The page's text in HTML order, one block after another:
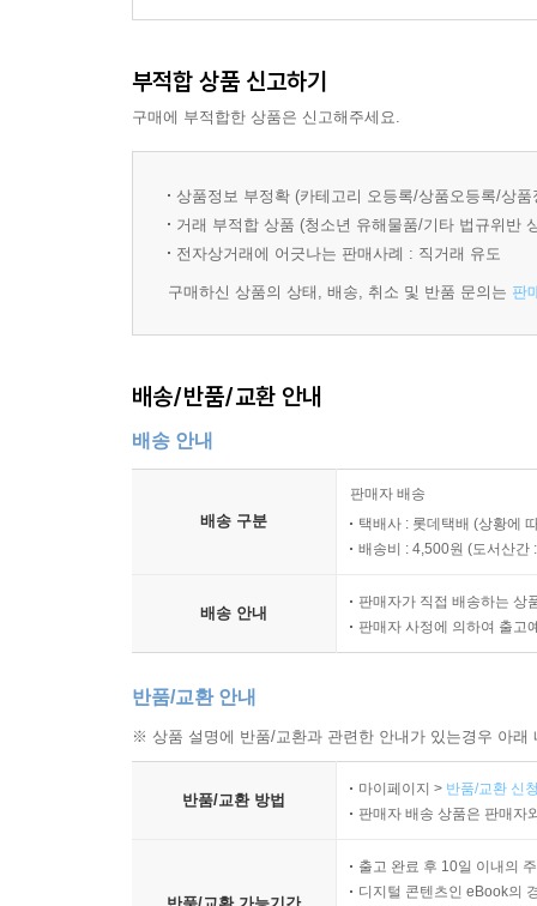
부적합 상품 신고하기
구매에 부적합한 상품은 신고해주세요.
상품정보 부정확 (카테고리 오등록/상품오등록/상
거래 부적합 상품 (청소년 유해물품/기타 법규위반
전자상거래에 어긋나는 판매사례 : 직거래 유도
구매하신 상품의 상태, 배송, 취소 및 반품 문의는 판
배송/반품/교환 안내
배송 안내
배송 구분
판매자 배송
택배사 : 롯데택배 (상황에
배송비 : 4,500원 (도서산간
배송 안내
판매자가 직접 배송하는 상
판매자 사정에 의하여 출고
반품/교환 안내
※ 상품 설명에 반품/교환과 관련한 안내가 있는경우 아
반품/교환 방법
마이페이지 > 반품/교환 신
판매자 배송 상품은 판매자
출고 완료 후 10일 이내의
디지털 콘텐츠인 eBook의